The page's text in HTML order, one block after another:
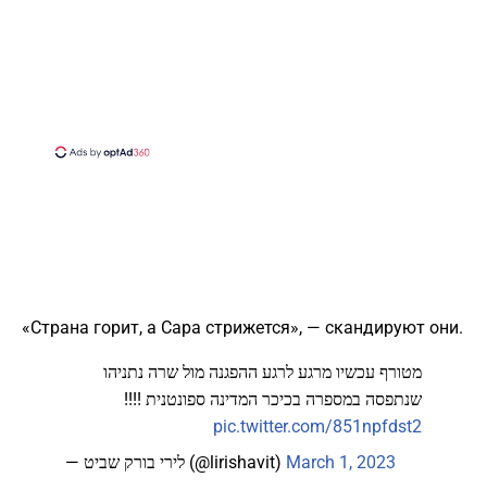
«Страна горит, а Сара стрижется», — скандируют они.
מטורף עכשיו מרגע לרגע ההפגנה מול שרה נתניהו
שנתפסה במספרה בכיכר המדינה ספונטנית !!!!
pic.twitter.com/851npfdst2
— לירי בורק שביט (@lirishavit) March 1, 2023